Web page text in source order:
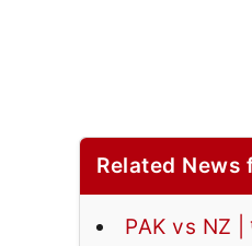
Related News
PAK vs NZ |